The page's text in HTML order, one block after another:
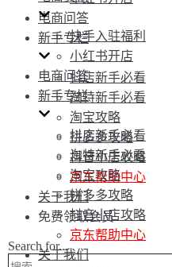
电商问答
新手专栏
抖店新手必看
淘特新手必看
淘宝攻略
拼多多攻略
抖音小店攻略
京东帮助中心
关于我们
免费领取会员
Search for...
快手入驻福利
小红书开店
电商问答
新手专栏
抖店新手必看
淘特新手必看
淘宝攻略
拼多多攻略
抖音小店攻略
京东帮助中心
关于我们